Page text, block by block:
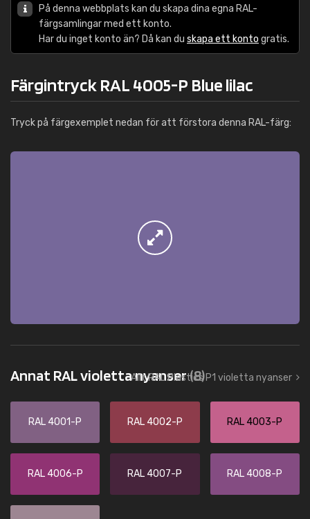
På denna webbplats kan du skapa dina egna RAL-
färgsamlingar med ett konto.
Har du inget konto än? Då kan du skapa ett konto gratis.
Färgintryck RAL 4005-P Blue lilac
Tryck på färgexemplet nedan för att förstora denna RAL-färg:
Annat RAL violetta nyanser(8)
Allt RAL Plastics P1 violetta nyanser
RAL 4001-P RAL 4002-P RAL 4003-P
RAL 4006-P RAL 4007-P RAL 4008-P